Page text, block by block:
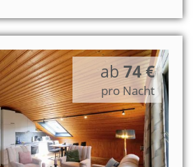
ab 74 €
pro Nacht